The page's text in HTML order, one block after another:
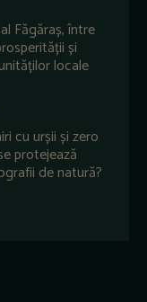
Făgăraș, între
și
locale
cu urșii și zero
protejează
de natură?